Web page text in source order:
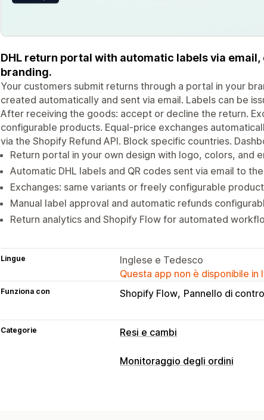
DHL return portal with automatic labels via
branding.
Your customers submit returns through a portal in your
created automatically and sent via email. Labels can be
After receiving the goods: accept or decline the return.
configurable products. Equal-price exchanges
via the Shopify Refund API. Block specific countries.
Return portal in your own design with logo, colors, and
Automatic DHL labels and QR codes sent via email to
Exchanges: same variants or freely configurable
Manual label approval and automatic refunds
Return analytics and Shopify Flow for automated
Lingue
Inglese e Tedesco
Questa app non è disponibile in
Funziona con Shopify Flow Pannello di
Categorie Resi e cambi
Opzioni di reso
Monitoraggio degli ordini